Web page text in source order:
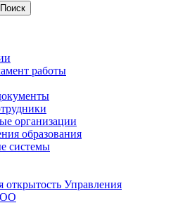
Поиск
работы
организации
образования
системы
Управления